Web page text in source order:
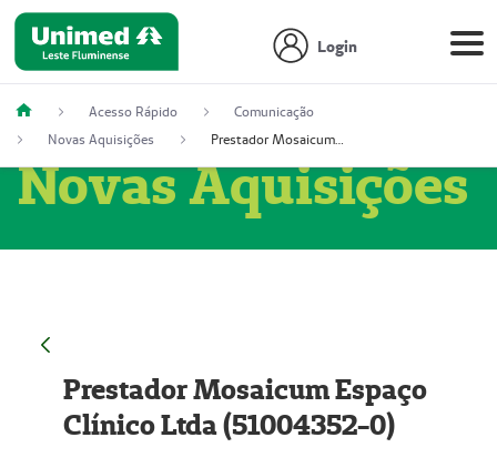
Login
Acesso Rápido
Comunicação
Novas Aquisições
Prestador Mosaicum Espaço Clínico Ltda (51004352-0)
Novas Aquisições
Prestador Mosaicum Espaço
Clínico Ltda (51004352-0)